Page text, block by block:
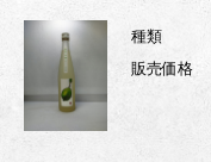
種類
販売価格